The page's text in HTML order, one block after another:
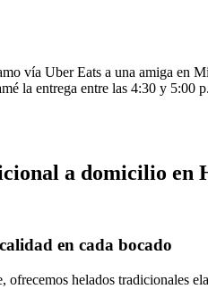
vía Uber Eats a una amiga en
la entrega entre las 4:30 y 5:00
a domicilio en
en cada bocado
ofrecemos helados tradicionales